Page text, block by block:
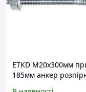
ETKD М20х300мм
185мм анкер